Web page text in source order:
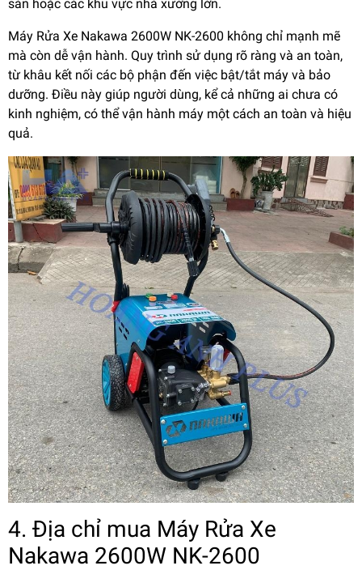
sản hoặc các khu vực nhà xưởng lớn.
Máy Rửa Xe Nakawa 2600W NK-2600 không chỉ mạnh mẽ
mà còn dễ vận hành. Quy trình sử dụng rõ ràng và an toàn,
từ khâu kết nối các bộ phận đến việc bật/tắt máy và bảo
dưỡng. Điều này giúp người dùng, kể cả những ai chưa có
kinh nghiệm, có thể vận hành máy một cách an toàn và hiệu
quả.
4. Địa chỉ mua Máy Rửa Xe
Nakawa 2600W NK-2600